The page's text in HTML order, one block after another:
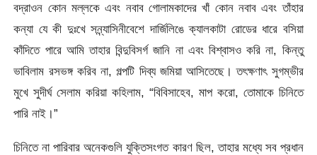
বদ্রাওন কোন মল্লকে এবং নবাব গোলামকাদের খাঁ কোন নবাব এবং তাঁহার
কন্যা যে কী দুঃখে সন্ন্যাসিনীবেশে দার্জিলিঙে ক্যালকাটা রোডের ধারে বসিয়া
কাঁদিতে পারে আমি তাহার বিন্দুবিসর্গ জানি না এবং বিশ্বাসও করি না, কিন্তু
ভাবিলাম রসভঙ্গ করিব না, গল্পটি দিব্য জমিয়া আসিতেছে। তৎক্ষণাৎ সুগম্ভীর
মুখে সুদীর্ঘ সেলাম করিয়া কহিলাম, “বিবিসাহেব, মাপ করো, তোমাকে চিনিতে
পারি নাই।”
চিনিতে না পারিবার অনেকগুলি যুক্তিসংগত কারণ ছিল, তাহার মধ্যে সব প্রধান